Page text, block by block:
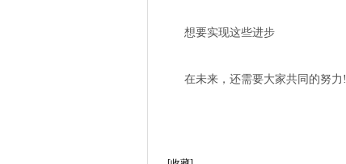
想要实现这些进步
在未来，还需要大家共同的努力!